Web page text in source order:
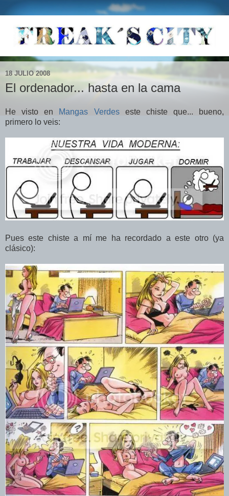
18 JULIO 2008
El ordenador... hasta en la cama
He visto en Mangas Verdeseste chiste que... bueno,
primero lo veis:
Pues este chiste a mí me ha recordado a este otro (ya
clásico):